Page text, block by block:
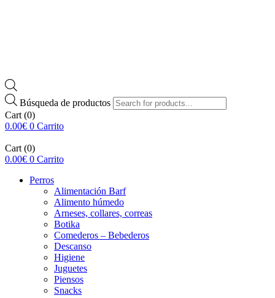
Búsqueda de productos
Cart (0)
0.00€ 0 Carrito
Cart (0)
0.00€ 0 Carrito
Perros
Alimentación Barf
Alimento húmedo
Arneses, collares, correas
Botika
Comederos – Bebederos
Descanso
Higiene
Juguetes
Piensos
Snacks